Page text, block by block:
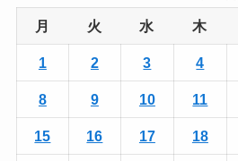
月 火 水 木
1 2 3 4
8 9 10 11
15 16 17 18